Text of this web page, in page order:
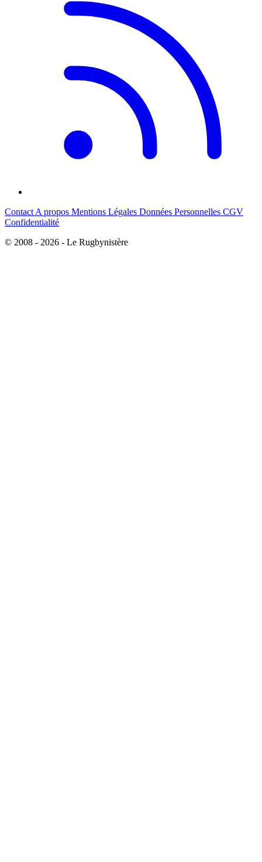
Contact A propos Mentions Légales Données Personnelles CGV
Confidentialité
© 2008 - 2026 - Le Rugbynistère